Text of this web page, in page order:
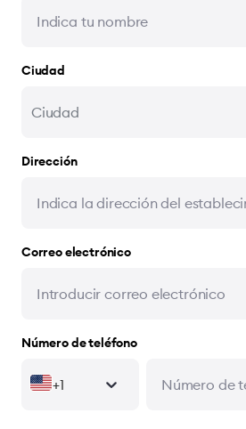
Ciudad
Ciudad
Dirección
Correo electrónico
Número de teléfono
+1